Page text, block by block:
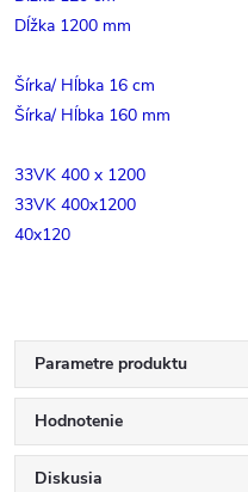
Dĺžka 1200 mm
Šírka/ Hĺbka 16 cm
Šírka/ Hĺbka 160 mm
33VK 400 x 1200
33VK 400x1200
40x120
Parametre produktu
Hodnotenie
Diskusia